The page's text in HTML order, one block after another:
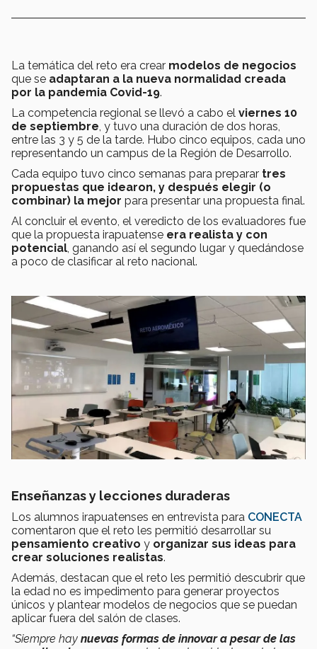
La temática del reto era crear modelos de negocios
que se adaptaran a la nueva normalidad creada
por la pandemia Covid-19.
La competencia regional se llevó a cabo el viernes 10
de septiembre, y tuvo una duración de dos horas,
entre las 3 y 5 de la tarde. Hubo cinco equipos, cada uno
representando un campus de la Región de Desarrollo.
Cada equipo tuvo cinco semanas para preparar tres
propuestas que idearon, y después elegir (o
combinar) la mejor para presentar una propuesta final.
Al concluir el evento, el veredicto de los evaluadores fue
que la propuesta irapuatense era realista y con
potencial, ganando así el segundo lugar y quedándose
a poco de clasificar al reto nacional.
Enseñanzas y lecciones duraderas
Los alumnos irapuatenses en entrevista para CONECTA
comentaron que el reto les permitió desarrollar su
pensamiento creativo y organizar sus ideas para
crear soluciones realistas.
Además, destacan que el reto les permitió descubrir que
la edad no es impedimento para generar proyectos
únicos y plantear modelos de negocios que se puedan
aplicar fuera del salón de clases.
“Siempre hay nuevas formas de innovar a pesar de las